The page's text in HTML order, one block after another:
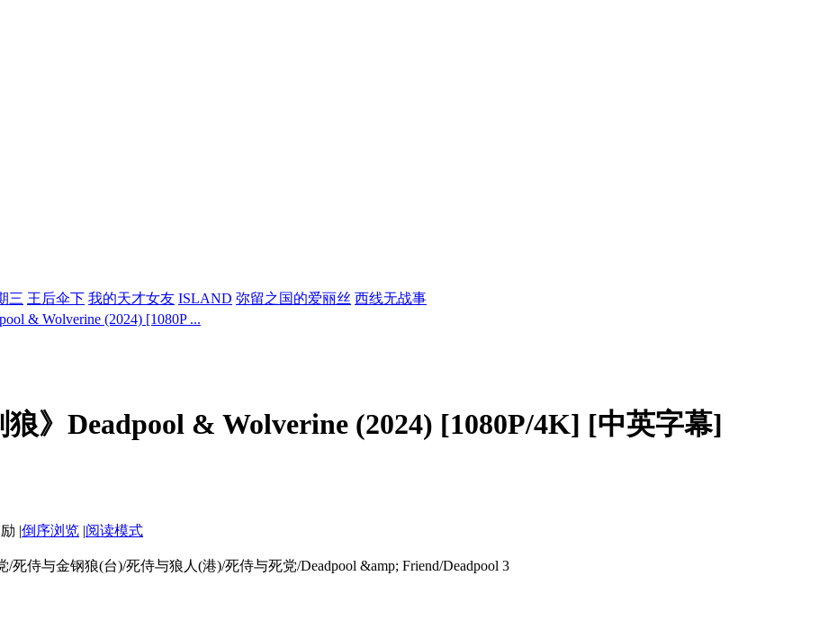
三 王后伞下 我的天才女友 ISLAND 弥留之国的爱丽丝 西线无战事
& Wolverine (2024) [1080P ...
狼》Deadpool & Wolverine (2024) [1080P/4K] [中英字幕]
|倒序浏览 |阅读模式
金钢狼(台)/死侍与狼人(港)/死侍与死党/Deadpool &amp; Friend/Deadpool 3‎